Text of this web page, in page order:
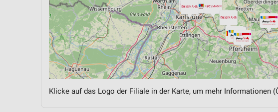
Klicke auf das Logo der Filiale in der Karte, um mehr Informationen